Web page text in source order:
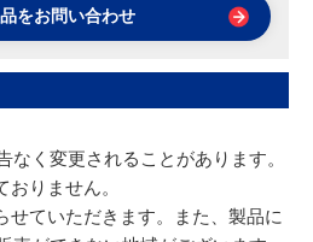
をお問い合わせ
く変更されることがあります。
りません。
ていただきます。また、製品に